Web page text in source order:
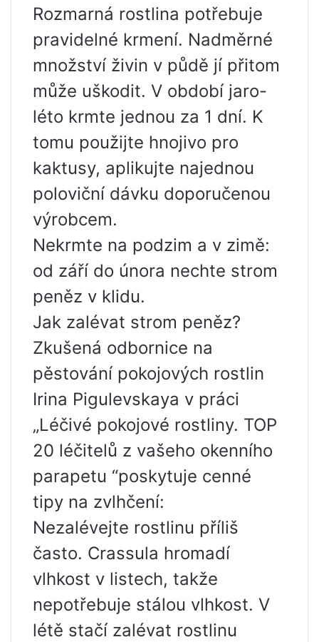
Rozmarná rostlina potřebuje
pravidelné krmení. Nadměrné
množství živin v půdě jí přitom
může uškodit. V období jaro-
léto krmte jednou za 1 dní. K
tomu použijte hnojivo pro
kaktusy, aplikujte najednou
poloviční dávku doporučenou
výrobcem.
Nekrmte na podzim a v zimě:
od září do února nechte strom
peněz v klidu.
Jak zalévat strom peněz?
Zkušená odbornice na
pěstování pokojových rostlin
Irina Pigulevskaya v práci
„Léčivé pokojové rostliny. TOP
20 léčitelů z vašeho okenního
parapetu “poskytuje cenné
tipy na zvlhčení:
Nezalévejte rostlinu příliš
často. Crassula hromadí
vlhkost v listech, takže
nepotřebuje stálou vlhkost. V
létě stačí zalévat rostlinu